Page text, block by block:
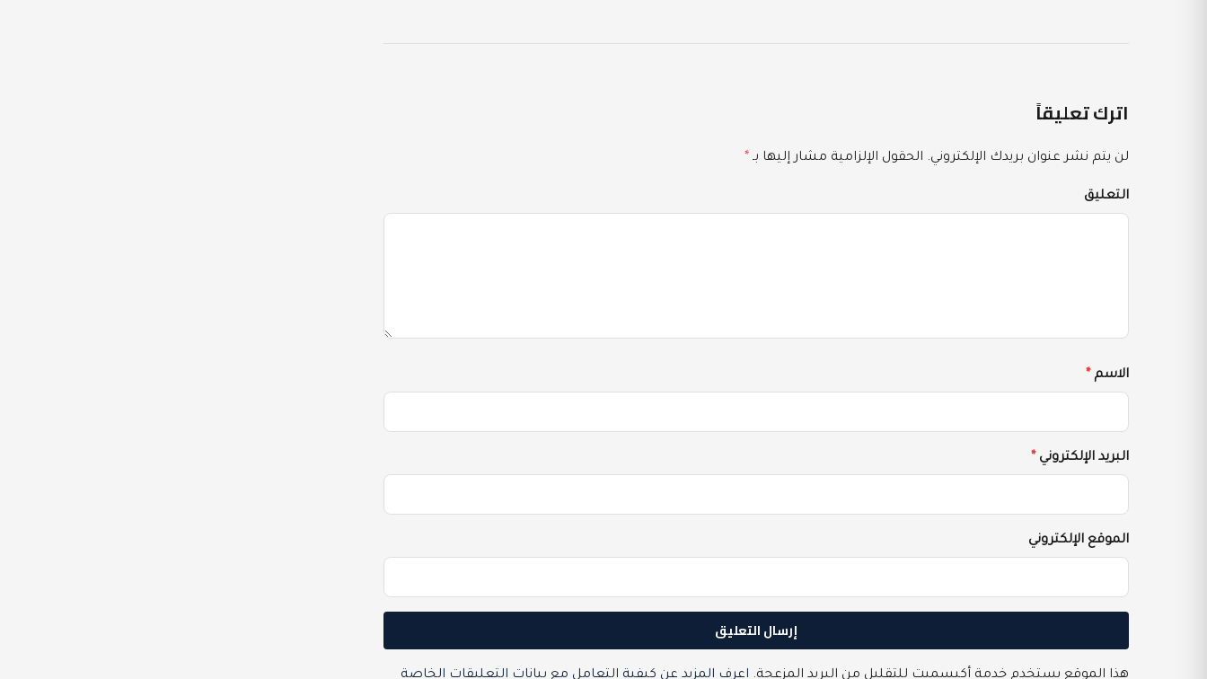
اترك تعليقاً
لن يتم نشر عنوان بريدك الإلكتروني. الحقول الإلزامية مشار إليها بـ *
التعليق
الاسم *
البريد الإلكتروني *
الموقع الإلكتروني
هذا الموقع يستخدم خدمة أكيسميت للتقليل من البريد المزعجة. اعرف المزيد عن كيفية التعامل مع بيانات التعليقات الخاصة